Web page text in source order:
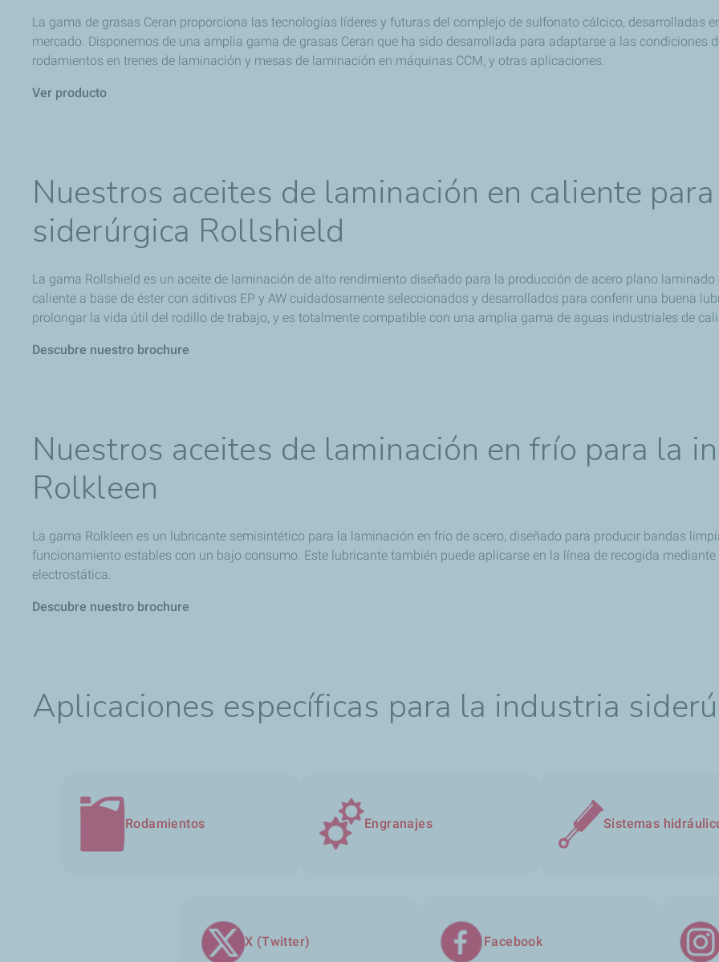
La gama de grasas Ceran proporciona las tecnologías líderes y futuras del complejo de sulfonato cálcico, desarrolladas
mercado. Disponemos de una amplia gama de grasas Ceran que ha sido desarrollada para adaptarse a las condiciones
rodamientos en trenes de laminación y mesas de laminación en máquinas CCM, y otras aplicaciones.
Ver producto
Nuestros aceites de laminación en caliente
siderúrgica Rollshield
La gama Rollshield es un aceite de laminación de alto rendimiento diseñado para la producción de acero plano
caliente a base de éster con aditivos EP y AW cuidadosamente seleccionados y desarrollados para conferir una buena
prolongar la vida útil del rodillo de trabajo, y es totalmente compatible con una amplia gama de aguas industriales de
Descubre nuestro brochure
Nuestros aceites de laminación en frío para la
Rolkleen
La gama Rolkleen es un lubricante semisintético para la laminación en frío de acero, diseñado para producir bandas
funcionamiento estables con un bajo consumo. Este lubricante también puede aplicarse en la línea de recogida
electrostática.
Descubre nuestro brochure
Aplicaciones específicas para la industria
Rodamientos Engranajes Sistemas
X (Twitter) Facebook